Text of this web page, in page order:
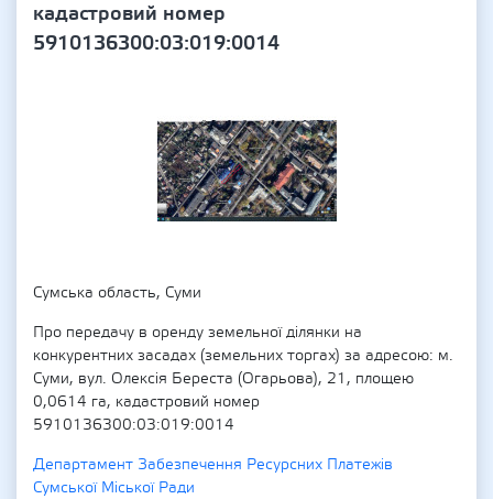
кадастровий номер
5910136300:03:019:0014
Сумська область, Суми
Про передачу в оренду земельної ділянки на
конкурентних засадах (земельних торгах) за адресою: м.
Суми, вул. Олексія Береста (Огарьова), 21, площею
0,0614 га, кадастровий номер
5910136300:03:019:0014
Департамент Забезпечення Ресурсних Платежів
Сумської Міської Ради